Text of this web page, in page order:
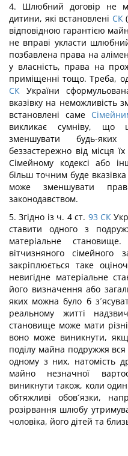
4. Шлюбний договір не
дитини, які встановлені СК
відповідною гарантією
не вправі укласти
позбавлена права на
у власність, права на
приміщенні тощо. Треба,
СК України
вказівку на неможливість
встановлені саме
викликає сумніву,
зменшувати будь-
беззастережно від місця
Сімейному кодексі або
більш точним буде
може зменшувати
законодавством.
5. Згідно із ч. 4 ст. 93 СК
ставити одного з
матеріальне
вітчизняного
закріплюється таке
невигідне матеріальне
його визначення або
яких можна було б
реальному житті
становище може мати
воно може виникнути,
поділу майна подружжя
одному з них, натомість
майно незначної
виникнути також, коли
обтяжливі обов´язки,
розірвання шлюбу
чоловіка, його дітей та